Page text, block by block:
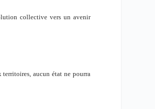
collective vers un avenir
territoires, aucun état ne pourra